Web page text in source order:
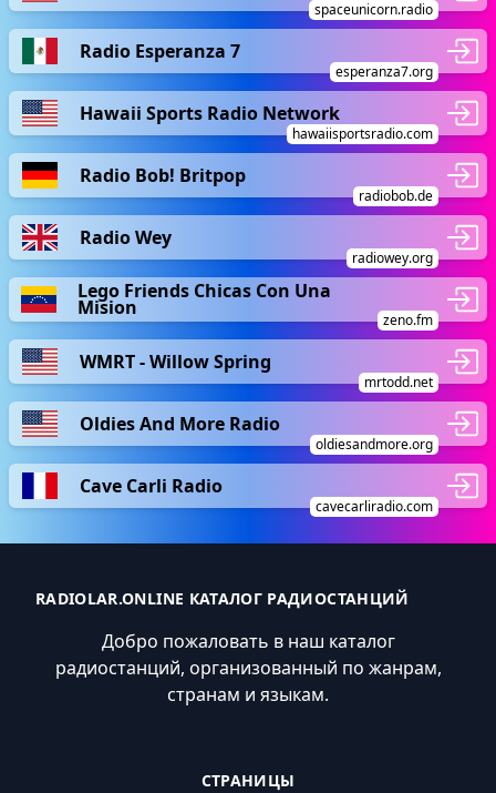
spaceunicorn.radio
Radio Esperanza 7
esperanza7.org
Hawaii Sports Radio Network
hawaiisportsradio.com
Radio Bob! Britpop
radiobob.de
Radio Wey
radiowey.org
Lego Friends Chicas Con Una
Mision
zeno.fm
WMRT - Willow Spring
mrtodd.net
Oldies And More Radio
oldiesandmore.org
Cave Carli Radio
cavecarliradio.com
RADIOLAR.ONLINE КАТАЛОГ РАДИОСТАНЦИЙ
Добро пожаловать в наш каталог
радиостанций, организованный по жанрам,
странам и языкам.
СТРАНИЦЫ